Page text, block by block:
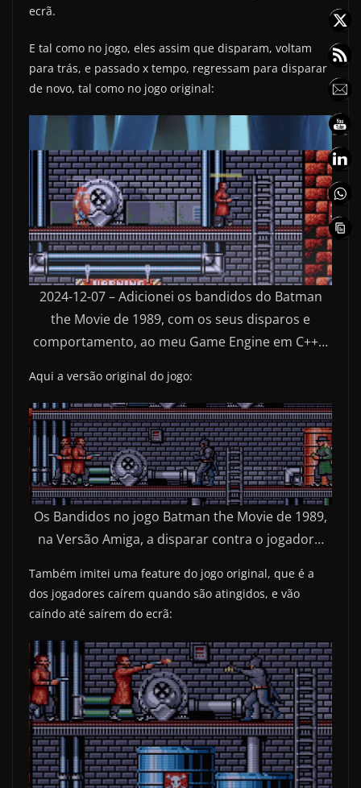
ecrã.
E tal como no jogo, eles assim que disparam, voltam
para trás, e passado x tempo, regressam para disparar
de novo, tal como no jogo original:
2024-12-07 – Adicionei os bandidos do Batman
the Movie de 1989, com os seus disparos e
comportamento, ao meu Game Engine em C++…
Aqui a versão original do jogo:
Os Bandidos no jogo Batman the Movie de 1989,
na Versão Amiga, a disparar contra o jogador…
Também imitei uma feature do jogo original, que é a
dos jogadores caírem quando são atingidos, e vão
caíndo até saírem do ecrã: